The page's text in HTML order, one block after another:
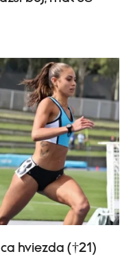
hviezda (†21)